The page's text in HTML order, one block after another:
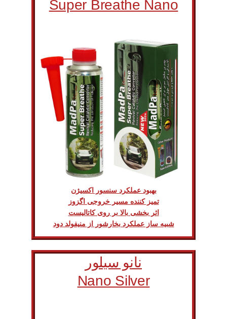
Super Breathe Nano
بهبود عملکرد سنسور اکسیژن
تمیز کننده مسیر خروجی اگزوز
اثر بخشی بالا بر روی کاتالیست
شبیه ساز عملکرد بخارشور از منیفولد دود
نانو سیلور
Nano Silver